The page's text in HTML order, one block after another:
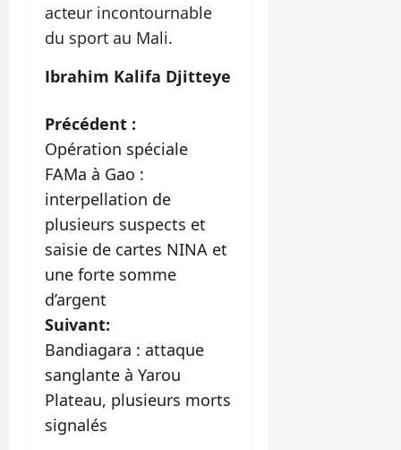
acteur incontournable
du sport au Mali.
Ibrahim Kalifa Djitteye
N
a
v
i
g
a
t
i
o
Précédent :
Opération spéciale
FAMa à Gao :
interpellation de
plusieurs suspects et
saisie de cartes NINA et
une forte somme
d’argent
Suivant:
Bandiagara : attaque
sanglante à Yarou
Plateau, plusieurs morts
signalés